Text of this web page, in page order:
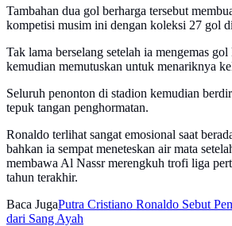
Tambahan dua gol berharga tersebut
kompetisi musim ini dengan koleksi 27 gol
Tak lama berselang setelah ia mengemas
kemudian memutuskan untuk menariknya
Seluruh penonton di stadion kemudian
tepuk tangan penghormatan.
Ronaldo terlihat sangat emosional saat
bahkan ia sempat meneteskan air mata
membawa Al Nassr merengkuh trofi liga
tahun terakhir.
Baca JugaPutra Cristiano Ronaldo Sebut
dari Sang Ayah